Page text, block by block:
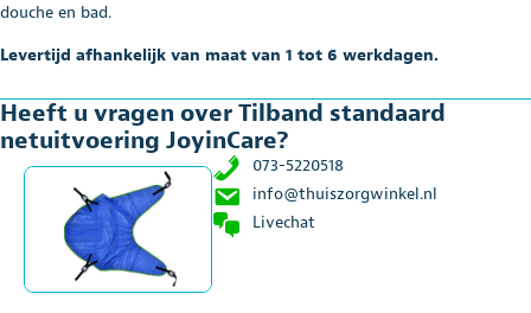
douche en bad.
Levertijd afhankelijk van maat van 1 tot 6 werkdagen.
Heeft u vragen over Tilband standaard
netuitvoering JoyinCare?
073-5220518
info@thuiszorgwinkel.nl
Livechat